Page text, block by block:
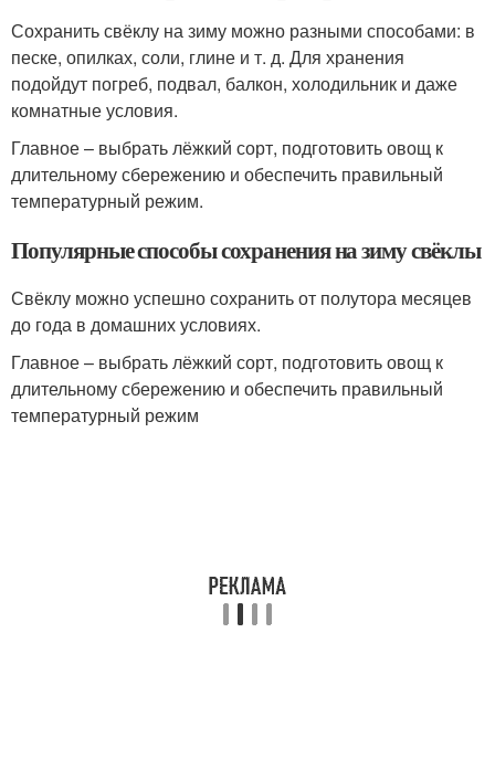
Сохранить свёклу на зиму можно разными способами: в
песке, опилках, соли, глине и т. д. Для хранения
подойдут погреб, подвал, балкон, холодильник и даже
комнатные условия.
Главное – выбрать лёжкий сорт, подготовить овощ к
длительному сбережению и обеспечить правильный
температурный режим.
Популярные способы сохранения на зиму свёклы
Свёклу можно успешно сохранить от полутора месяцев
до года в домашних условиях.
Главное – выбрать лёжкий сорт, подготовить овощ к
длительному сбережению и обеспечить правильный
температурный режим